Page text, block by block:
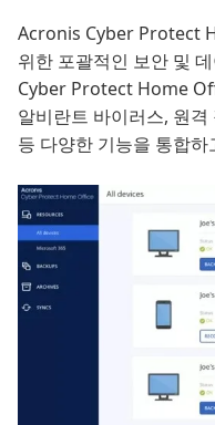
Acronis Cyber Protect
위한 포괄적인 보안 및
Cyber Protect Home
알비란트 바이러스, 원
등 다양한 기능을 통합하